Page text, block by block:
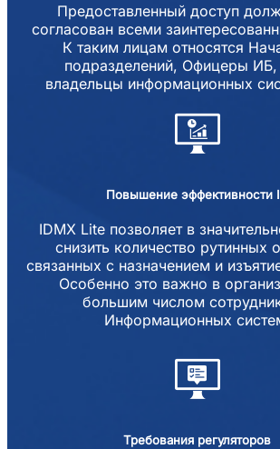
Предоставленный доступ
согласован всеми
К таким лицам относятся
подразделений, Офицеры ИБ,
владельцы информационных
Повышение эффективности
IDMX Lite позволяет в
снизить количество рутинных
связанных с назначением и
Особенно это важно в
большим числом
Информационных
Требования регуляторов